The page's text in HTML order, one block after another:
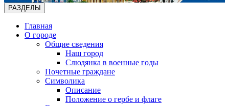
РАЗДЕЛЫ
Главная
О городе
Общие сведения
Наш город
Слюдянка в военные годы
Почетные граждане
Символика
Описание
Положение о гербе и флаге